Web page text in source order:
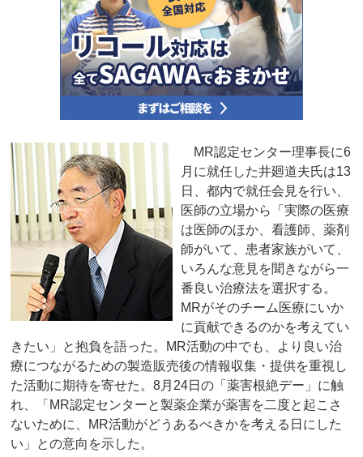
MR認定センター理事長に6
月に就任した井廻道夫氏は13
日、都内で就任会見を行い、
医師の立場から「実際の医療
は医師のほか、看護師、薬剤
師がいて、患者家族がいて、
いろんな意見を聞きながら一
番良い治療法を選択する。
MRがそのチーム医療にいか
に貢献できるのかを考えてい
きたい」と抱負を語った。MR活動の中でも、より良い治
療につながるための製造販売後の情報収集・提供を重視し
た活動に期待を寄せた。8月24日の「薬害根絶デー」に触
れ、「MR認定センターと製薬企業が薬害を二度と起こさ
ないために、MR活動がどうあるべきかを考える日にした
い」との意向を示した。